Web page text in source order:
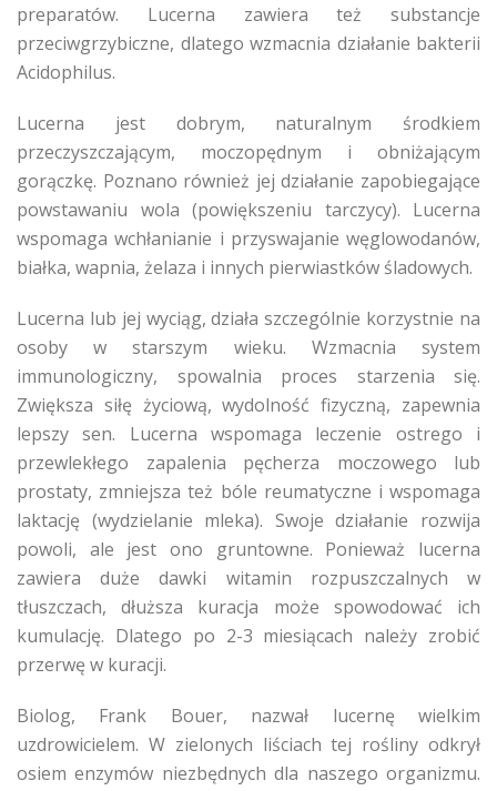
preparatów. Lucerna zawiera też substancje
przeciwgrzybiczne, dlatego wzmacnia działanie bakterii
Acidophilus.
Lucerna jest dobrym, naturalnym środkiem
przeczyszczającym, moczopędnym i obniżającym
gorączkę. Poznano również jej działanie zapobiegające
powstawaniu wola (powiększeniu tarczycy). Lucerna
wspomaga wchłanianie i przyswajanie węglowodanów,
białka, wapnia, żelaza i innych pierwiastków śladowych.
Lucerna lub jej wyciąg, działa szczególnie korzystnie na
osoby w starszym wieku. Wzmacnia system
immunologiczny, spowalnia proces starzenia się.
Zwiększa siłę życiową, wydolność fizyczną, zapewnia
lepszy sen. Lucerna wspomaga leczenie ostrego i
przewlekłego zapalenia pęcherza moczowego lub
prostaty, zmniejsza też bóle reumatyczne i wspomaga
laktację (wydzielanie mleka). Swoje działanie rozwija
powoli, ale jest ono gruntowne. Ponieważ lucerna
zawiera duże dawki witamin rozpuszczalnych w
tłuszczach, dłuższa kuracja może spowodować ich
kumulację. Dlatego po 2-3 miesiącach należy zrobić
przerwę w kuracji.
Biolog, Frank Bouer, nazwał lucernę wielkim
uzdrowicielem. W zielonych liściach tej rośliny odkrył
osiem enzymów niezbędnych dla naszego organizmu.